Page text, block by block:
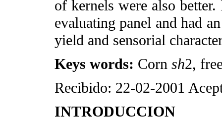
of kernels were also
evaluating panel and had
yield and sensorial
Keys words: Corn sh2,
Recibido: 22-02-2001
INTRODUCCION